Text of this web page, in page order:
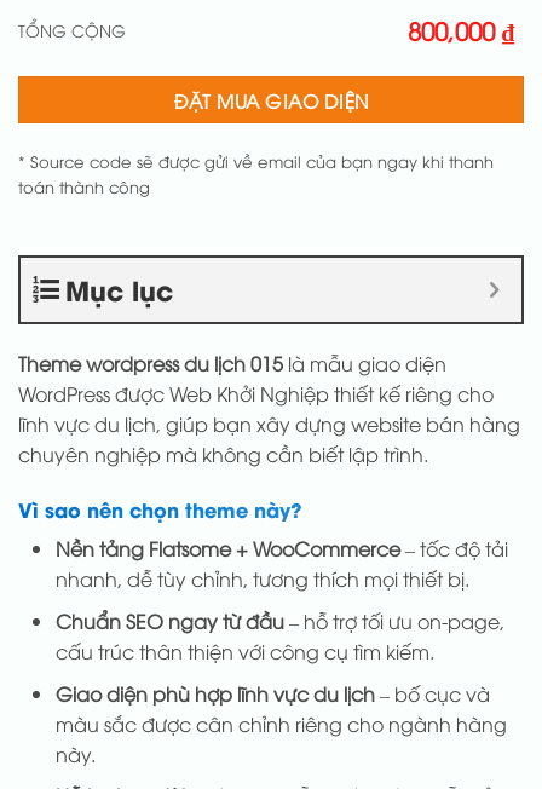
TỔNG CỘNG
800,000₫
ĐẶT MUA GIAO DIỆN
* Source code sẽ được gửi về email của bạn ngay khi thanh
toán thành công
Mục lục
Theme wordpress du lịch 015 là mẫu giao diện
WordPress được Web Khởi Nghiệp thiết kế riêng cho
lĩnh vực du lịch, giúp bạn xây dựng website bán hàng
chuyên nghiệp mà không cần biết lập trình.
Vì sao nên chọn theme này?
Nền tảng Flatsome + WooCommerce– tốc độ tải
nhanh, dễ tùy chỉnh, tương thích mọi thiết bị.
Chuẩn SEO ngay từ đầu– hỗ trợ tối ưu on-page,
cấu trúc thân thiện với công cụ tìm kiếm.
Giao diện phù hợp lĩnh vực du lịch– bố cục và
màu sắc được cân chỉnh riêng cho ngành hàng
này.